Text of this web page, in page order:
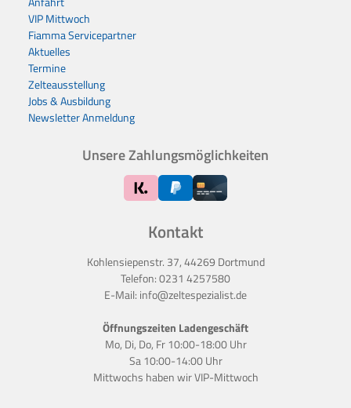
VIP Mittwoch
Fiamma Servicepartner
Aktuelles
Termine
Zelteausstellung
Jobs & Ausbildung
Newsletter Anmeldung
Kontakt
Kohlensiepenstr. 37, 44269 Dortmund
Telefon:0231 4257580
E-Mail: info@zeltespezialist.de
Öffnungszeiten Ladengeschäft
Mo, Di, Do, Fr 10:00-18:00 Uhr
Sa 10:00-14:00 Uhr
Mittwochs haben wirVIP-Mittwoch
Unsere Zahlungsmöglichkeiten